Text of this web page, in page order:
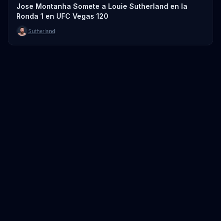
Jose Montanha Somete a Louie Sutherland en la
Ronda 1 en UFC Vegas 120
Sutherland